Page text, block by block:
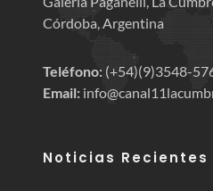
Córdoba, Argentina
Teléfono: (+54)(9)3548-
Email:
Noticias Recientes